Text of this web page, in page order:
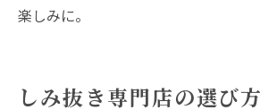
楽しみに。
しみ抜き専門店の選び